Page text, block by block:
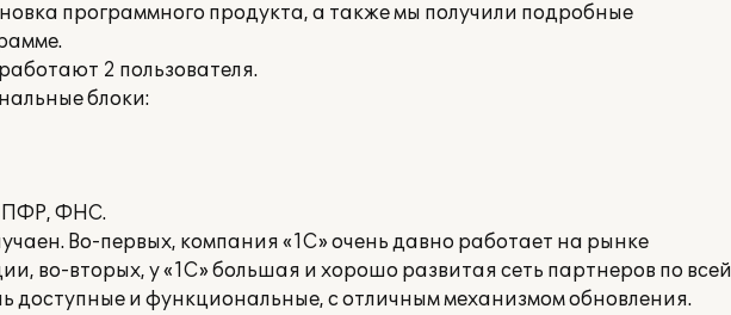
программного продукта, а также мы получили подробные
2 пользователя.
блоки:
ПФР, ФНС.
Во-первых, компания «1С» очень давно работает на рынке
во-вторых, у «1С» большая и хорошо развитая сеть партнеров по всей
доступные и функциональные, с отличным механизмом обновления.